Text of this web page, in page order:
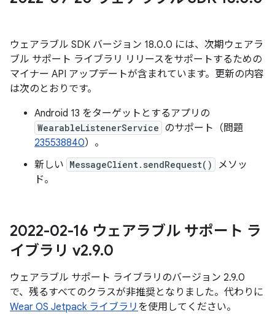
ウェアラブル SDK バージョン 18.0.0 には、次期ウェアラ
ブル サポート ライブラリ リリースをサポートするための
マイナー API アップデートが含まれています。更新の内容
は次のとおりです。
Android 13 をターゲットとするアプリの
WearableListenerService のサポート（問題
235538840）。
新しい MessageClient.sendRequest()
メソッ
ド。
2022-02-16 ウェアラブル サポート ラ
イブラリ v2.9.0
ウェアラブル サポート ライブラリのバージョン 2.9.0
で、残るすべてのクラスが非推奨となりました。代わりに
Wear OS Jetpack ライブラリ を使用してください。